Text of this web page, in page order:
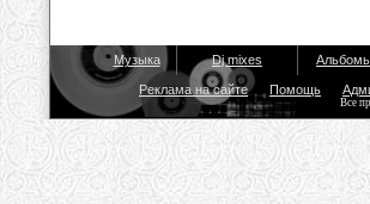
Музыка Dj mixes
Реклама на сайте Помощь
Все